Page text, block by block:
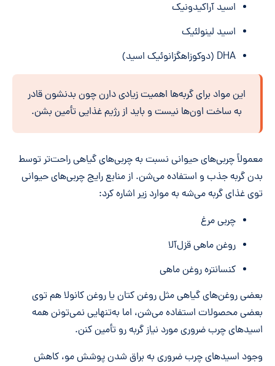
اسید آراکیدونیک
اسید لینولئیک
DHA (دوکوزاهگزانوئیک اسید)
این مواد برای گربه‌ها اهمیت زیادی دارن چون بدنشون قادر
به ساخت اون‌ها نیست و باید از رژیم غذایی تأمین بشن.
معمولاً چربی‌های حیوانی نسبت به چربی‌های گیاهی راحت‌تر توسط
بدن گربه جذب و استفاده می‌شن. از منابع رایج چربی‌های حیوانی
توی غذای گربه می‌شه به موارد زیر اشاره کرد:
چربی مرغ
روغن ماهی قزل‌آلا
کنسانتره روغن ماهی
بعضی روغن‌های گیاهی مثل روغن کتان یا روغن کانولا هم توی
بعضی محصولات استفاده می‌شن، اما به‌تنهایی نمی‌تونن همه
اسیدهای چرب ضروری مورد نیاز گربه رو تأمین کنن.
وجود اسیدهای چرب ضروری به براق شدن پوشش مو، کاهش